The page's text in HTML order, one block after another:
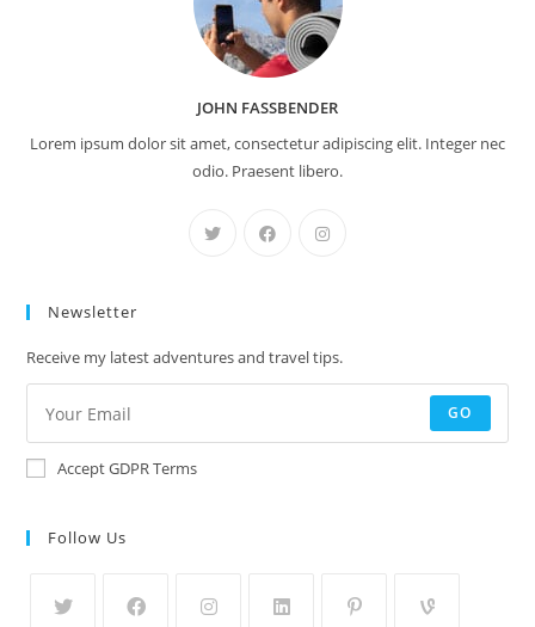
JOHN FASSBENDER
Lorem ipsum dolor sit amet, consectetur adipiscing elit. Integer nec
odio. Praesent libero.
Newsletter
Receive my latest adventures and travel tips.
GO
Accept GDPR Terms
Follow Us